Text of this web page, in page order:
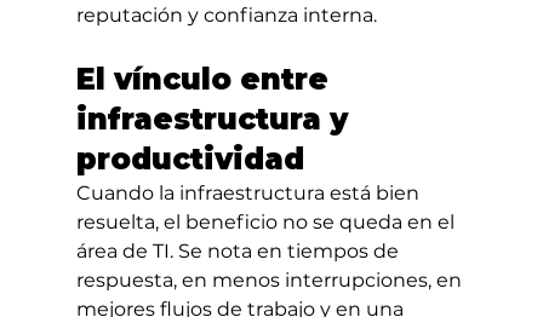
reputación y confianza interna.
El vínculo entre
infraestructura y
productividad
Cuando la infraestructura está bien
resuelta, el beneficio no se queda en el
área de TI. Se nota en tiempos de
respuesta, en menos interrupciones, en
mejores flujos de trabajo y en una